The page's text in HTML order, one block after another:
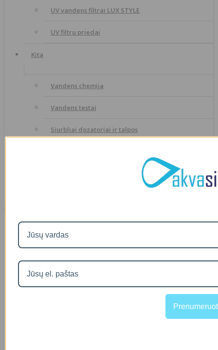
UV vandens filtrai LUX STYLE
UV filtrų priedai
Kita
Vandens chemija
Vandens testai
Siurbliai dozatoriai ir talpos
€3500